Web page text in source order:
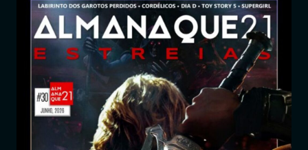
Início
Revistas
Jornais